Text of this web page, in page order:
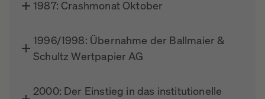
1987: Crashmonat Oktober
1996/1998: Übernahme der Ballmaier &
Schultz Wertpapier AG
2000: Der Einstieg in das institutionelle